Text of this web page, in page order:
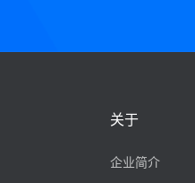
关于
企业简介